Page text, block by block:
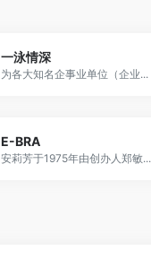
一泳情深
为各大知名企事业单位（企业...
E-BRA
安莉芳于1975年由创办人郑敏...